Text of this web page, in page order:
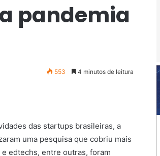
pandemia
553 4 minutos de leitura
das startups brasileiras, a
uma pesquisa que cobriu mais
edtechs, entre outras, foram